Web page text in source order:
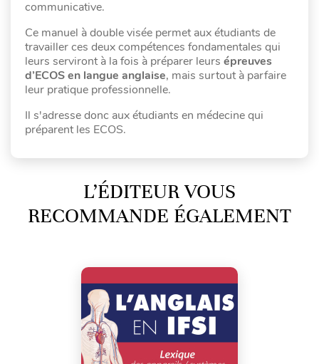
communicative.
Ce manuel à double visée permet aux étudiants de
travailler ces deux compétences fondamentales qui
leurs serviront à la fois à préparer leurs épreuves
d’ECOS en langue anglaise, mais surtout à parfaire
leur pratique professionnelle.
Il s'adresse donc aux étudiants en médecine qui
préparent les ECOS.
L’ÉDITEUR VOUS
RECOMMANDE ÉGALEMENT